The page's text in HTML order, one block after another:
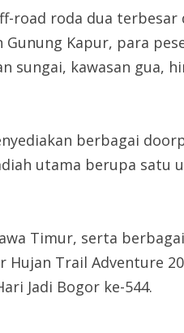
road roda dua terbesar
Kapur, para
sungai, kawasan gua,
berbagai
utama berupa satu
Timur, serta
Trail Adventure
Jadi Bogor ke-544.